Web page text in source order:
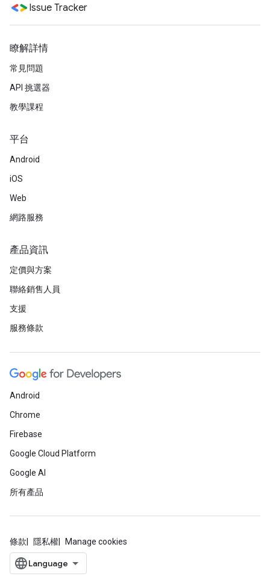
Issue Tracker
瞭解詳情
常見問題
API 挑選器
教學課程
平台
Android
iOS
Web
網路服務
產品資訊
定價與方案
聯絡銷售人員
支援
服務條款
Android
Chrome
Firebase
Google Cloud Platform
Google AI
所有產品
條款 隱私權 Manage cookies